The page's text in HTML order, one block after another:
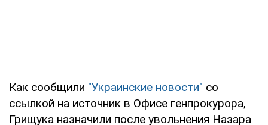
Как сообщили "Украинские новости" со
ссылкой на источник в Офисе генпрокурора,
Грищука назначили после увольнения Назара